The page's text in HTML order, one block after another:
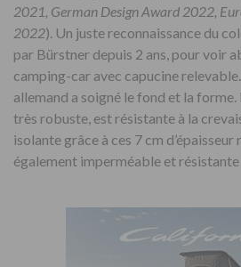
2021, German Design Award 2022,
2022). Un juste reconnaissance du
par Bürstner depuis 2 ans, pour voir
camping-car avec capucine
allemand a soigné le fond et la
très robuste, est résistante à la
isolante grâce à ces 7 cm
également imperméable et résistante